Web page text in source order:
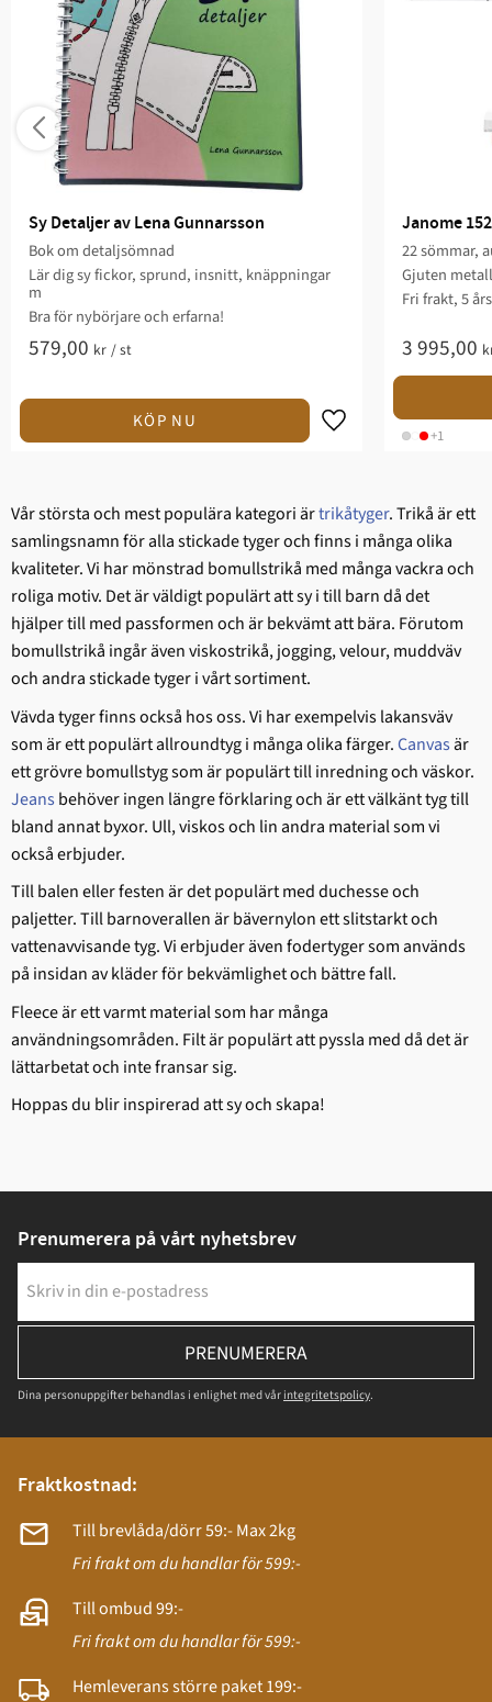
Sy Detaljer av Lena Gunnarsson
Bok om detaljsömnad
Lär dig sy fickor, sprund, insnitt, knäppningar
m
Bra för nybörjare och erfarna!
579,00 kr /st
Janome
22 sömmar,
Gjuten
Fri frakt, 5
3 995,00
+1
Vår största och mest populära kategori ärtrikåtyger. Trikå är ett
samlingsnamn för alla stickade tyger och finns i många olika
kvaliteter. Vi har mönstrad bomullstrikå med många vackra och
roliga motiv. Det är väldigt populärt att sy i till barn då det
hjälper till med passformen och är bekvämt att bära. Förutom
bomullstrikå ingår även viskostrikå, jogging, velour, muddväv
och andra stickade tyger i vårt sortiment.
Vävda tyger finns också hos oss. Vi har exempelvis lakansväv
som är ett populärt allroundtyg i många olika färger.Canvasär
ett grövre bomullstyg som är populärt till inredning och väskor.
Jeans behöver ingen längre förklaring och är ett välkänt tyg till
bland annat byxor. Ull, viskos och lin andra material som vi
också erbjuder.
Till balen eller festen är det populärt med duchesse och
paljetter. Till barnoverallen är bävernylon ett slitstarkt och
vattenavvisande tyg. Vi erbjuder även fodertyger som används
på insidan av kläder för bekvämlighet och bättre fall.
Fleece är ett varmt material som har många
användningsområden. Filt är populärt att pyssla med då det är
lättarbetat och inte fransar sig.
Hoppas du blir inspirerad att sy och skapa!
Prenumerera på vårt nyhetsbrev
PRENUMERERA
Dina personuppgifter behandlas i enlighet med vår integritetspolicy.
Fraktkostnad:
Till brevlåda/dörr 59:- Max 2kg
Fri frakt om du handlar för 599:-
Till ombud 99:-
Fri frakt om du handlar för 599:-
Hemleverans större paket 199:-